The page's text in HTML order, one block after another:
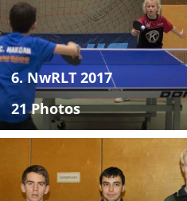
6. NwRLT 2017
21 Photos